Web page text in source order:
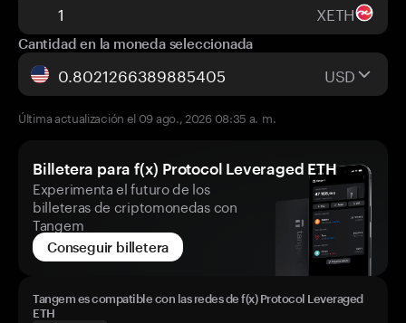
XETH
Cantidad en la moneda seleccionada
USD
Última actualización el 09 ago., 2026 08:35 a. m.
Billetera para f(x) Protocol Leveraged ETH
Experimenta el futuro de los
billeteras de criptomonedas con
Tangem
Conseguir billetera
Tangem es compatible con las redes de f(x) Protocol Leveraged
ETH